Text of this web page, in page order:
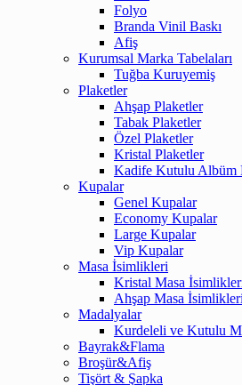
Folyo
Branda Vinil Baskı
Afiş
Kurumsal Marka Tabelaları
Tuğba Kuruyemiş
Plaketler
Ahşap Plaketler
Tabak Plaketler
Özel Plaketler
Kristal Plaketler
Kadife Kutulu Albüm
Kupalar
Genel Kupalar
Economy Kupalar
Large Kupalar
Vip Kupalar
Masa İsimlikleri
Kristal Masa
Ahşap Masa İsimlikleri
Madalyalar
Kurdeleli ve Kutulu
Bayrak&Flama
Broşür&Afiş
Tişört & Şapka